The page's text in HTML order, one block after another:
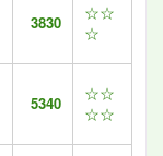
3830
☆☆
☆
5340
☆☆
☆☆